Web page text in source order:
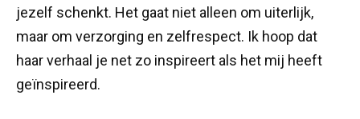
jezelf schenkt. Het gaat niet alleen om uiterlijk,
maar om verzorging en zelfrespect. Ik hoop dat
haar verhaal je net zo inspireert als het mij heeft
geïnspireerd.